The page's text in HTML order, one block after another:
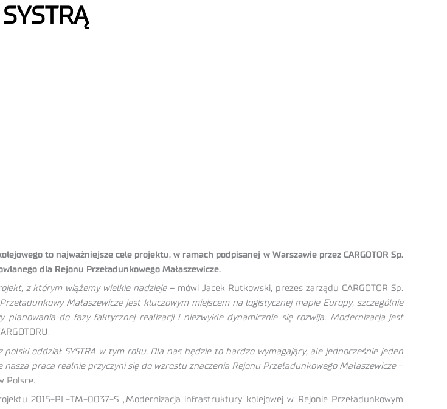
to najważniejsze cele projektu, w ramach podpisanej w Warszawie przez CARGOTOR Sp.
dla Rejonu Przeładunkowego Małaszewicze.
z którym wiążemy wielkie nadzieje– mówi Jacek Rutkowski, prezes zarządu CARGOTOR Sp.
Małaszewicze jest kluczowym miejscem na logistycznej mapie Europy, szczególnie
do fazy faktycznej realizacji i niezwykle dynamicznie się rozwija. Modernizacja jest
oddział SYSTRA w tym roku. Dla nas będzie to bardzo wymagający, ale jednocześnie jeden
praca realnie przyczyni się do wzrostu znaczenia Rejonu Przeładunkowego Małaszewicze–
Polsce.
2015-PL-TM-0037-S „Modernizacja infrastruktury kolejowej w Rejonie Przeładunkowym